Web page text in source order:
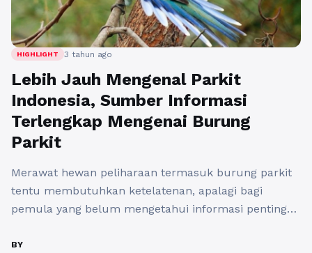
HIGHLIGHT 3 tahun ago
Lebih Jauh Mengenal Parkit
Indonesia, Sumber Informasi
Terlengkap Mengenai Burung
Parkit
Merawat hewan peliharaan termasuk burung parkit
tentu membutuhkan ketelatenan, apalagi bagi
pemula yang belum mengetahui informasi penting
dan info lebih mendalam lagi tentang burung parkit
BY